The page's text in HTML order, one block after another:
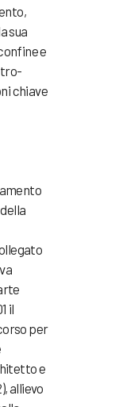
sua
e
chiave
il
per
e
allievo